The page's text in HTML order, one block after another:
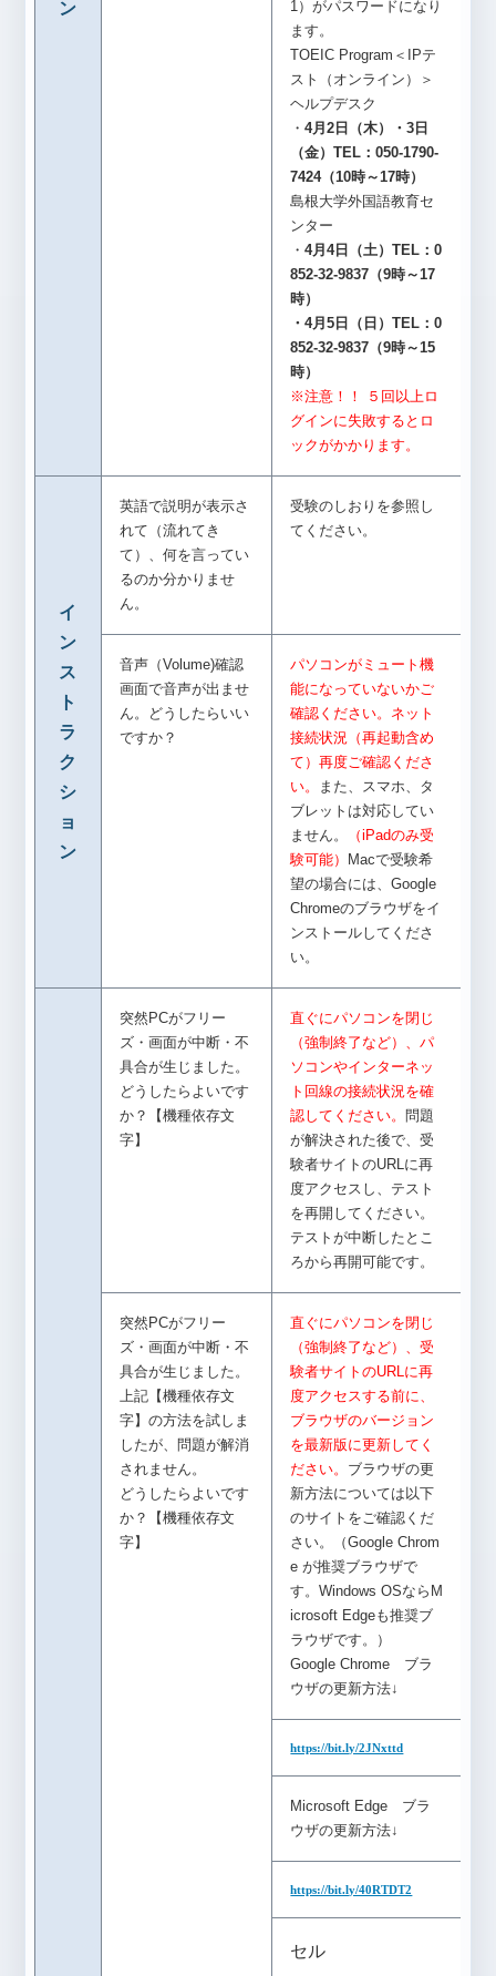
ン
1）がパスワードになり
ます。
TOEIC Program＜IPテ
スト（オンライン）＞
ヘルプデスク
・4月2日（木）・3日
（金）TEL：050-1790-
7424（10時～17時）
島根大学外国語教育セ
ンター
・4月4日（土）TEL：0
852-32-9837（9時～17
時）
・4月5日（日）TEL：0
852-32-9837（9時～15
時）
※注意！！ ５回以上ロ
グインに失敗するとロ
ックがかかります。
イ
ン
ス
ト
ラ
ク
シ
ョ
ン
英語で説明が表示さ
れて（流れてき
て）、何を言ってい
るのか分かりませ
ん。
受験のしおりを参照し
てください。
音声（Volume)確認
画面で音声が出ませ
ん。どうしたらいい
ですか？
パソコンがミュート機
能になっていないかご
確認ください。ネット
接続状況（再起動含め
て）再度ご確認くださ
い。
また、スマホ、タ
ブレットは対応してい
ません。
（iPadのみ受
験可能） Macで受験希
望の場合には、Google
Chromeのブラウザをイ
ンストールしてくださ
い。
突然PCがフリー
ズ・画面が中断・不
具合が生じました。
どうしたらよいです
か？【機種依存文
字】
直ぐにパソコンを閉じ
（強制終了など）、パ
ソコンやインターネッ
ト回線の接続状況を確
認してください。問題
が解決された後で、受
験者サイトのURLに再
度アクセスし、テスト
を再開してください。
テストが中断したとこ
ろから再開可能です。
突然PCがフリー
ズ・画面が中断・不
具合が生じました。
上記【機種依存文
字】の方法を試しま
したが、問題が解消
されません。
どうしたらよいです
か？【機種依存文
字】
直ぐにパソコンを閉じ
（強制終了など）、受
験者サイトのURLに再
度アクセスする前に、
ブラウザのバージョン
を最新版に更新してく
ださい。 ブラウザの更
新方法については以下
のサイトをご確認くだ
さい。（Google Chrom
e が推奨ブラウザで
す。Windows OSならM
icrosoft Edgeも推奨ブ
ラウザです。）
Google Chrome ブラ
ウザの更新方法↓
https://bit.ly/2JNxttd
Microsoft Edge ブラ
ウザの更新方法↓
https://bit.ly/40RTDT2
セル